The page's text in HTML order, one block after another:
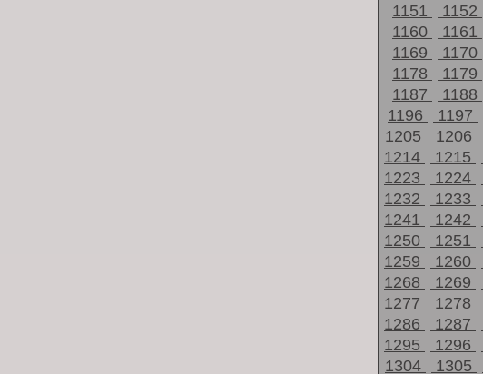
1151
1152
1160
1161
1169
1170
1178
1179
1187
1188
1196
1197
1205
1206
1214
1215
1223
1224
1232
1233
1241
1242
1250
1251
1259
1260
1268
1269
1277
1278
1286
1287
1295
1296
1304
1305